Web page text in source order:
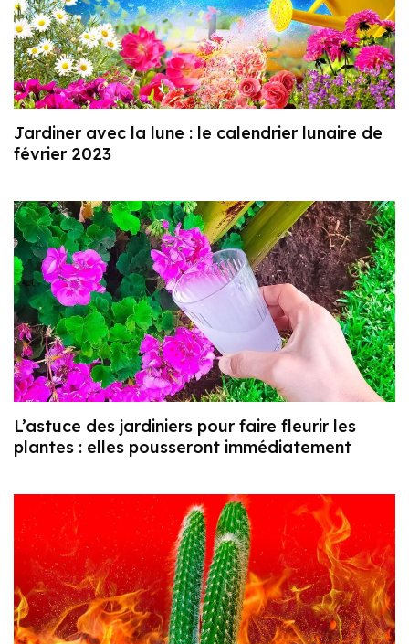
Jardiner avec la lune : le calendrier lunaire de
février 2023
L’astuce des jardiniers pour faire fleurir les
plantes : elles pousseront immédiatement